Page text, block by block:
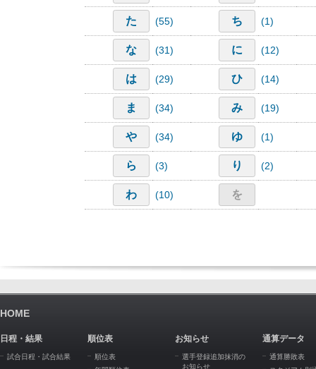
た (55) ち (1)
な (31) に (12)
は (29) ひ (14)
ま (34) み (19)
や (34) ゆ (1)
ら (3) り (2)
わ (10) を
HOME
日程・結果
試合日程・試合結果
順位表
順位表
お知らせ
選手登録追加抹消の
お知らせ
通算データ
通算勝敗表